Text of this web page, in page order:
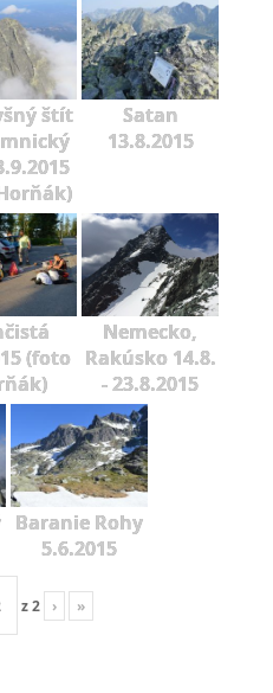
štít
Satan
13.8.2015
(foto
Nemecko,
Rakúsko 14.8.
- 23.8.2015
Baranie Rohy
5.6.2015
z2 › »